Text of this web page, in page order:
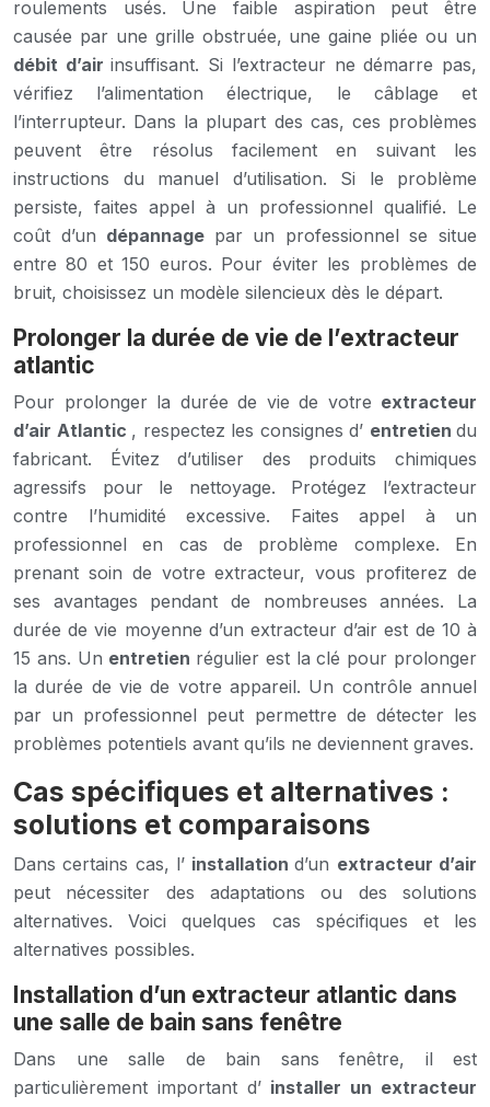
roulements usés. Une faible aspiration peut être
causée par une grille obstruée, une gaine pliée ou un
débit d’airinsuffisant. Si l’extracteur ne démarre pas,
vérifiez l’alimentation électrique, le câblage et
l’interrupteur. Dans la plupart des cas, ces problèmes
peuvent être résolus facilement en suivant les
instructions du manuel d’utilisation. Si le problème
persiste, faites appel à un professionnel qualifié. Le
coût d’un dépannage par un professionnel se situe
entre 80 et 150 euros. Pour éviter les problèmes de
bruit, choisissez un modèle silencieux dès le départ.
Prolonger la durée de vie de l’extracteur
atlantic
Pour prolonger la durée de vie de votre extracteur
d’air Atlantic , respectez les consignes d’ entretien du
fabricant. Évitez d’utiliser des produits chimiques
agressifs pour le nettoyage. Protégez l’extracteur
contre l’humidité excessive. Faites appel à un
professionnel en cas de problème complexe. En
prenant soin de votre extracteur, vous profiterez de
ses avantages pendant de nombreuses années. La
durée de vie moyenne d’un extracteur d’air est de 10 à
15 ans. Un entretien régulier est la clé pour prolonger
la durée de vie de votre appareil. Un contrôle annuel
par un professionnel peut permettre de détecter les
problèmes potentiels avant qu’ils ne deviennent graves.
Cas spécifiques et alternatives :
solutions et comparaisons
Dans certains cas, l’ installationd’un extracteur d’air
peut nécessiter des adaptations ou des solutions
alternatives. Voici quelques cas spécifiques et les
alternatives possibles.
Installation d’un extracteur atlantic dans
une salle de bain sans fenêtre
Dans une salle de bain sans fenêtre, il est
particulièrement important d’ installer un extracteur